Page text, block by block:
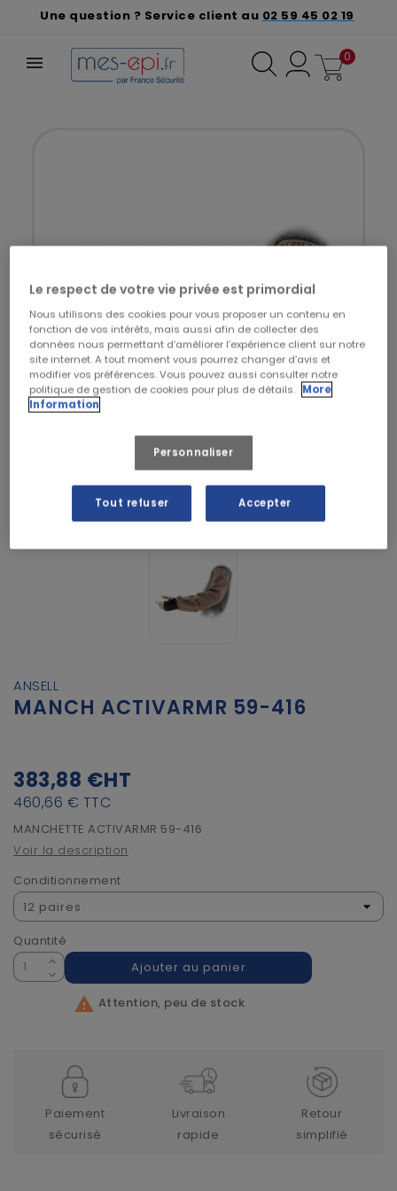
Une question ? Service client au 02 59 45 02 19
0
ANSELL
MANCH ACTIVARMR 59-416
383,88 €HT
460,66 € TTC
MANCHETTE ACTIVARMR 59-416
Voir la description
Conditionnement
Quantité
Ajouter au panier
 Attention, peu de stock
Paiement
sécurisé
Livraison
rapide
Retour
simplifié
Le respect de votre vie privée est primordial
Nous utilisons des cookies pour vous proposer un contenu en
fonction de vos intérêts, mais aussi afin de collecter des
données nous permettant d’améliorer l’expérience client sur notre
site internet. A tout moment vous pourrez changer d’avis et
modifier vos préférences. Vous pouvez aussi consulter notre
politique de gestion de cookies pour plus de détails. More
Information
Personnaliser
Tout refuser Accepter